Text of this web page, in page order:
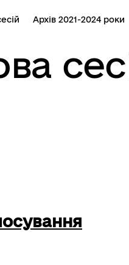
Архів 2021-2024 роки